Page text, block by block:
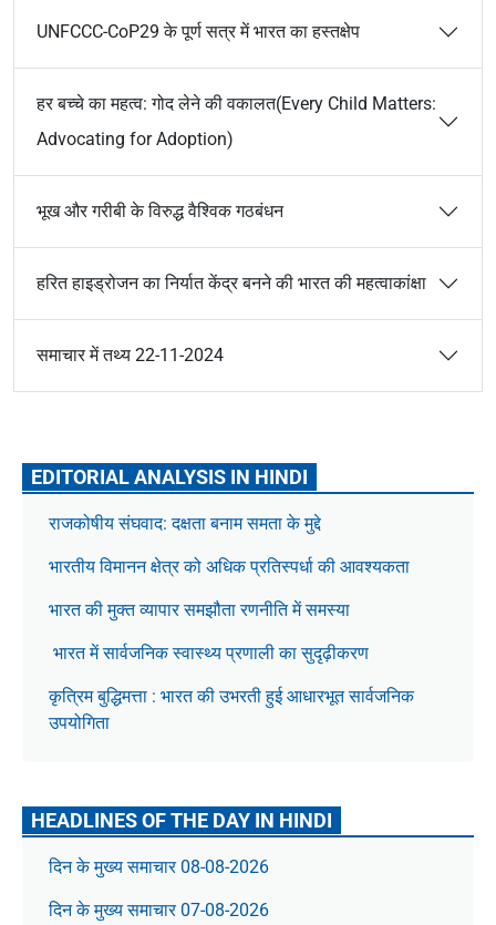
UNFCCC-CoP29 के पूर्ण सत्र में भारत का हस्तक्षेप
हर बच्चे का महत्व: गोद लेने की वकालत(Every Child Matters:
Advocating for Adoption)
भूख और गरीबी के विरुद्ध वैश्विक गठबंधन
हरित हाइड्रोजन का निर्यात केंद्र बनने की भारत की महत्वाकांक्षा
समाचार में तथ्य 22-11-2024
EDITORIAL ANALYSIS IN HINDI
राजकोषीय संघवाद: दक्षता बनाम समता के मुद्दे
भारतीय विमानन क्षेत्र को अधिक प्रतिस्पर्धा की आवश्यकता
भारत की मुक्त व्यापार समझौता रणनीति में समस्या
भारत में सार्वजनिक स्वास्थ्य प्रणाली का सुदृढ़ीकरण
कृत्रिम बुद्धिमत्ता : भारत की उभरती हुई आधारभूत सार्वजनिक
उपयोगिता
HEADLINES OF THE DAY IN HINDI
दिन के मुख्य समाचार 08-08-2026
दिन के मुख्य समाचार 07-08-2026